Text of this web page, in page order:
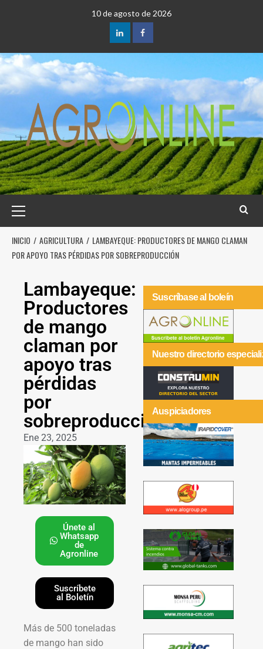
10 de agosto de 2026
INICIO AGRICULTURA
LAMBAYEQUE: PRODUCTORES DE MANGO CLAMAN
POR APOYO TRAS PÉRDIDAS POR SOBREPRODUCCIÓN
Lambayeque:
Productores
de mango
claman por
apoyo tras
pérdidas
por
sobreproducción
Ene 23, 2025
Únete al
Whatsapp
de
Agronline
Suscríbete
al Boletín
Más de 500 toneladas
de mango han sido
Suscríbase al boleín
Nuestro directorio
Auspiciadores